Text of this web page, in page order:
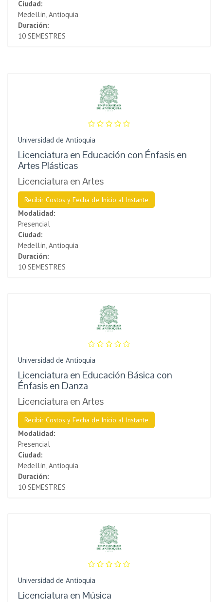
Ciudad:
Medellín, Antioquia
Duración:
10 SEMESTRES
Universidad de Antioquia
Licenciatura en Educación con Énfasis en
Artes Plásticas
Licenciatura en Artes
Recibir Costos y Fecha de Inicio al Instante
Modalidad:
Presencial
Ciudad:
Medellín, Antioquia
Duración:
10 SEMESTRES
Universidad de Antioquia
Licenciatura en Educación Básica con
Énfasis en Danza
Licenciatura en Artes
Recibir Costos y Fecha de Inicio al Instante
Modalidad:
Presencial
Ciudad:
Medellín, Antioquia
Duración:
10 SEMESTRES
Universidad de Antioquia
Licenciatura en Música